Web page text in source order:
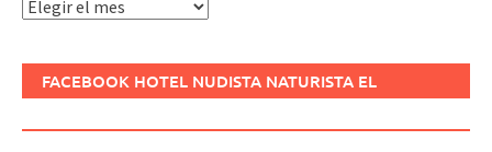
Archivos
FACEBOOK HOTEL NUDISTA NATURISTA EL